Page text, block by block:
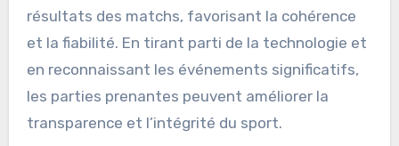
résultats des matchs, favorisant la cohérence
et la fiabilité. En tirant parti de la technologie et
en reconnaissant les événements significatifs,
les parties prenantes peuvent améliorer la
transparence et l’intégrité du sport.